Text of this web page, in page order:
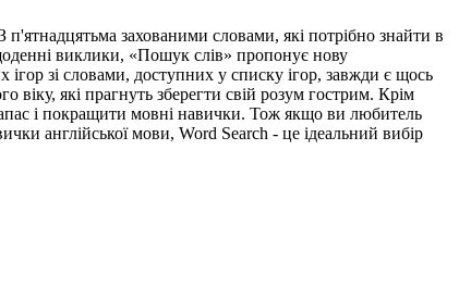
захованими словами, які потрібно знайти в
виклики, «Пошук слів» пропонує нову
зі словами, доступних у списку ігор, завжди є щось
які прагнуть зберегти свій розум гострим. Крім
і покращити мовні навички. Тож якщо ви любитель
англійської мови, Word Search - це ідеальний вибір